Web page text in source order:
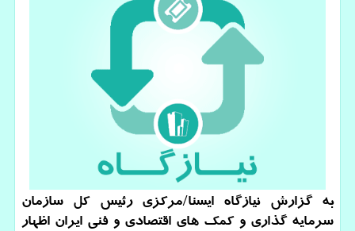
به گزارش نیازگاه ایسنا/مركزی رئیس كل سازمان
سرمایه گذاری و كمك های اقتصادی و فنی ایران اظهار